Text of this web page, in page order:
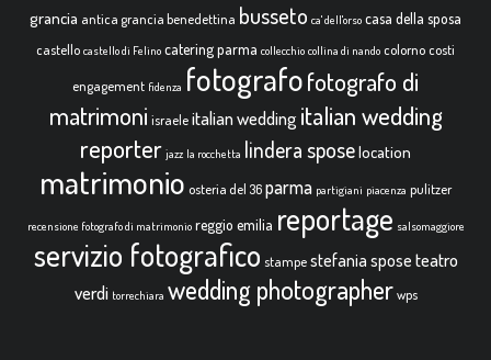
grancia antica grancia benedettina busseto ca' dell'orso casa della sposa
castello castello di Felino catering parma collecchio collina di nando colorno costi
engagement fidenza fotografofotografo di
matrimoni israele italian wedding italian wedding
reporter jazz la rocchetta lindera sposelocation
matrimonio osteria del 36parma partigiani piacenza pulitzer
recensione fotografo di matrimonio reggio emilia reportage salsomaggiore
servizio fotografico stampe stefania spose teatro
verdi torrechiara wedding photographer wps